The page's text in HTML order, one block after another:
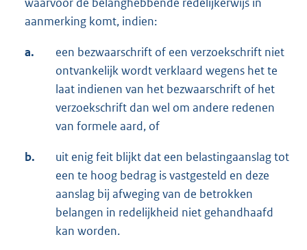
aanmerking komt, indien:
a.
een bezwaarschrift of een verzoekschrift niet
ontvankelijk wordt verklaard wegens het te
laat indienen van het bezwaarschrift of het
verzoekschrift dan wel om andere redenen
van formele aard, of
b.
uit enig feit blijkt dat een belastingaanslag tot
een te hoog bedrag is vastgesteld en deze
aanslag bij afweging van de betrokken
belangen in redelijkheid niet gehandhaafd
kan worden.